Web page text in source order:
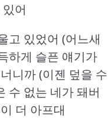
어
고 있었어 (어느새
하게 슬픈 얘기가
니까 (이젠 덮을 수
수 없는 네가 돼버
더 아프대